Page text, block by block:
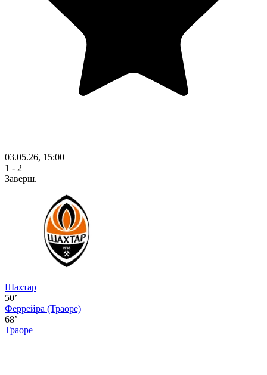
03.05.26, 15:00
1 - 2
Заверш.
Шахтар
50’
Феррейра (Траоре)
68’
Траоре